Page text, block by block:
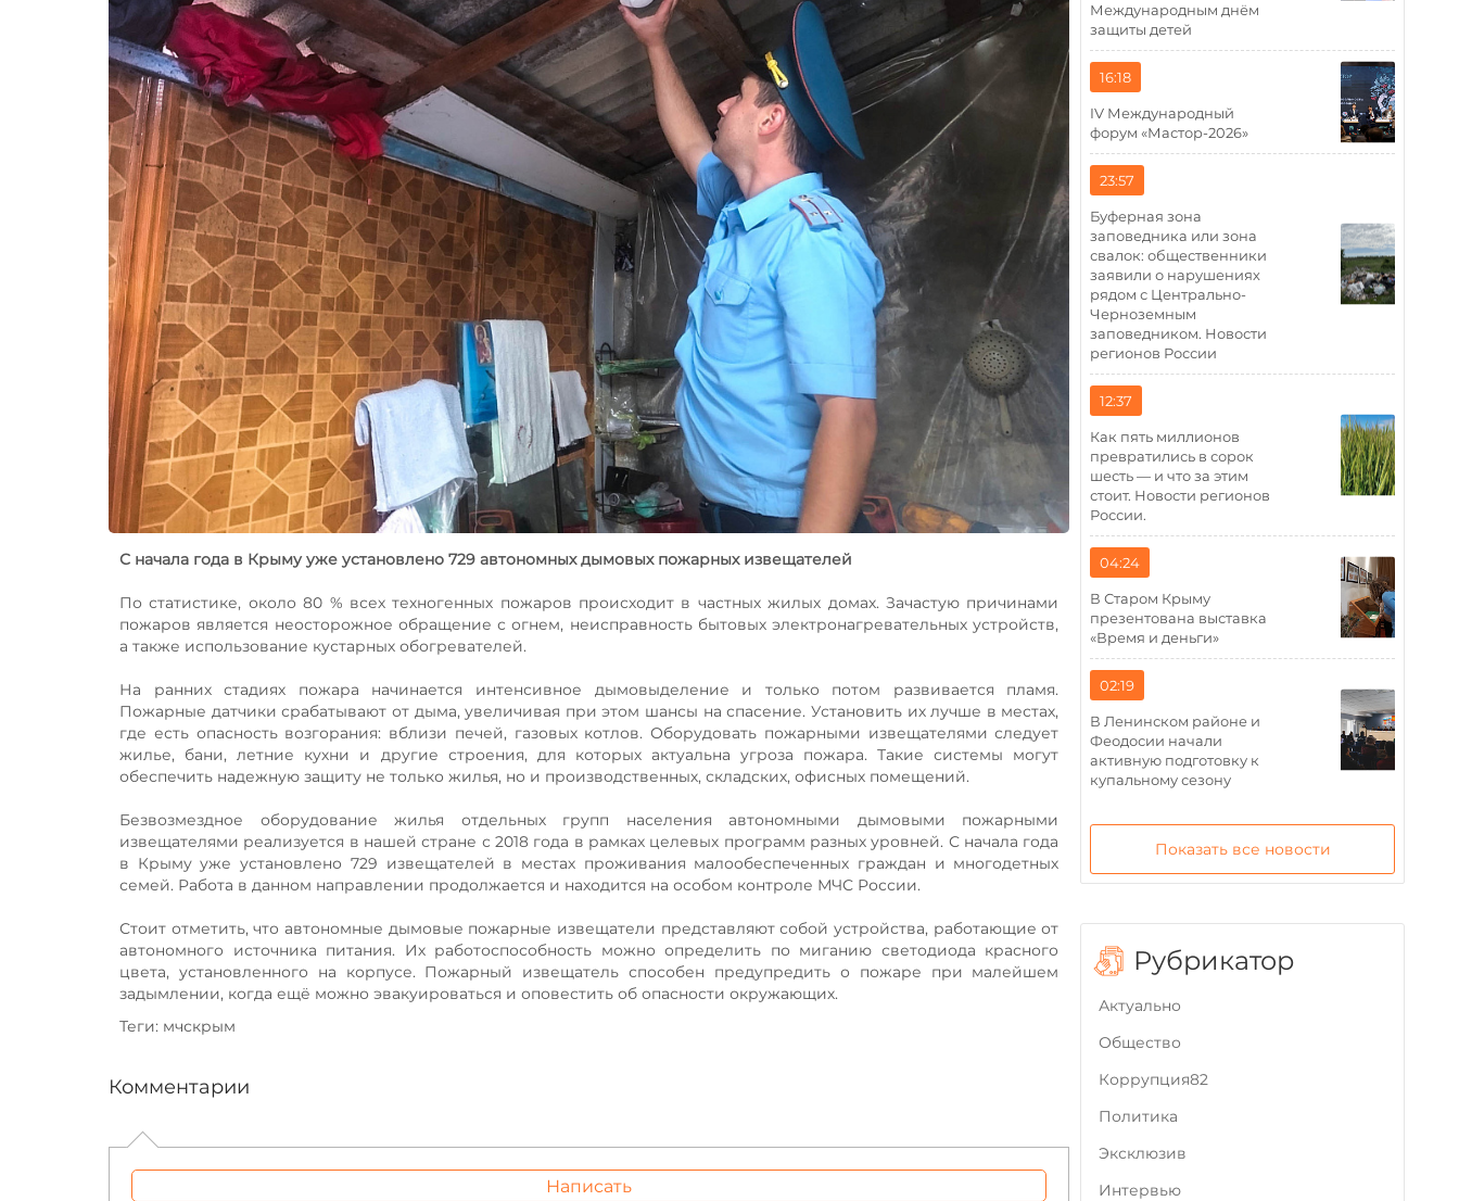
С начала года в Крыму уже установлено 729 автономных дымовых пожарных извещателей
По статистике, около 80 % всех техногенных пожаров происходит в частных жилых домах. Зачастую причинами
пожаров является неосторожное обращение с огнем, неисправность бытовых электронагревательных устройств,
а также использование кустарных обогревателей.
На ранних стадиях пожара начинается интенсивное дымовыделение и только потом развивается пламя.
Пожарные датчики срабатывают от дыма, увеличивая при этом шансы на спасение. Установить их лучше в местах,
где есть опасность возгорания: вблизи печей, газовых котлов. Оборудовать пожарными извещателями следует
жилье, бани, летние кухни и другие строения, для которых актуальна угроза пожара. Такие системы могут
обеспечить надежную защиту не только жилья, но и производственных, складских, офисных помещений.
Безвозмездное оборудование жилья отдельных групп населения автономными дымовыми пожарными
извещателями реализуется в нашей стране с 2018 года в рамках целевых программ разных уровней. С начала года
в Крыму уже установлено 729 извещателей в местах проживания малообеспеченных граждан и многодетных
семей. Работа в данном направлении продолжается и находится на особом контроле МЧС России.
Стоит отметить, что автономные дымовые пожарные извещатели представляют собой устройства, работающие от
автономного источника питания. Их работоспособность можно определить по миганию светодиода красного
цвета, установленного на корпусе. Пожарный извещатель способен предупредить о пожаре при малейшем
задымлении, когда ещё можно эвакуироваться и оповестить об опасности окружающих.
Теги: мчскрым
Комментарии
Написать
Международным днём
защиты детей
16:18
IV Международный
форум «Мастор-2026»
23:57
Буферная зона
заповедника или зона
свалок: общественники
заявили о нарушениях
рядом с Центрально-
Черноземным
заповедником. Новости
регионов России
12:37
Как пять миллионов
превратились в сорок
шесть — и что за этим
стоит. Новости регионов
России.
04:24
В Старом Крыму
презентована выставка
«Время и деньги»
02:19
В Ленинском районе и
Феодосии начали
активную подготовку к
купальному сезону
Показать все новости
Рубрикатор
Актуально
Общество
Коррупция82
Политика
Эксклюзив
Интервью